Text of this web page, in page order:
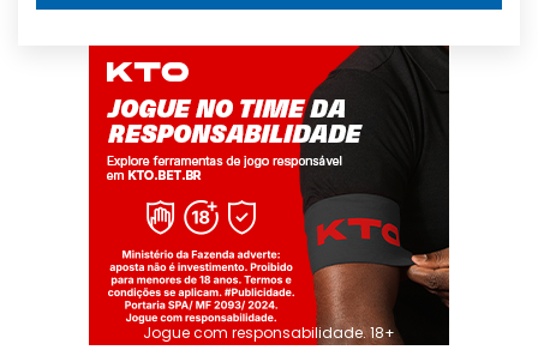
Jogue com responsabilidade. 18+